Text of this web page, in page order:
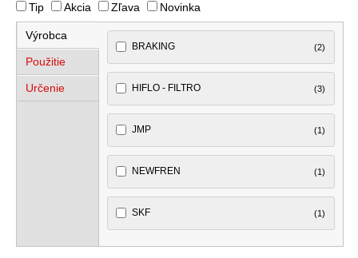
Tip
Akcia Zľava Novinka
Výrobca
Použitie
Určenie
BRAKING (2)
HIFLO - FILTRO (3)
JMP (1)
NEWFREN (1)
SKF (1)